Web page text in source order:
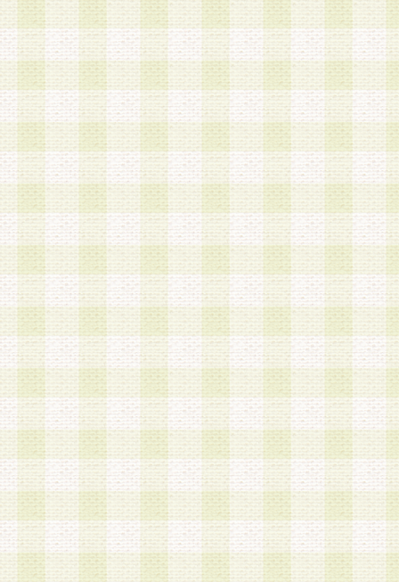
を行うものとします。当社は、会員登録を承認し
会員として本サービスを 受けるためのログイン
を付与します。
3.会員は、会員登録の際に申告する登録情報の全
いかなる虚偽の申告をも行ってはならないものと
4.会員は、複数のログインＩＤおよびパスワード
いものとします。
第4条 ログインIDおよびパスワードの管理
1.会員は、会員登録後、本サイト内にて本サービ
加する際には、前条に基づき当社から付与された
スワードを使用するものとします。
2.登録の際に当社が付与したログインIDおよびパ
の使用に関しては、全て会員本人がその責任を負
3.会員は、当社から付与されたログインIDおよび
貸与、名義変更、売買その他形態を問わず第三者
ならないものとします。
4.当社は、会員によるログインIDおよびパスワー
盗用など第三者の利用に伴う損害の発生について
き事由の有無、その他原因の如何を問わず、一切
のとします。
第5条 会員の登録情報